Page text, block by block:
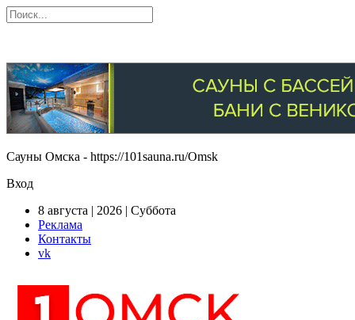
Сауны Омска - https://101sauna.ru/Omsk
Вход
8 августа | 2026 | Суббота
Реклама
Контакты
vk